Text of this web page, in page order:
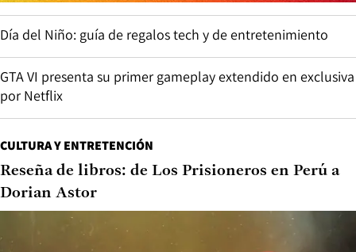
Día del Niño: guía de regalos tech y de entretenimiento
GTA VI presenta su primer gameplay extendido en exclusiva
por Netflix
CULTURA Y ENTRETENCIÓN
Reseña de libros: de Los Prisioneros en Perú a
Dorian Astor